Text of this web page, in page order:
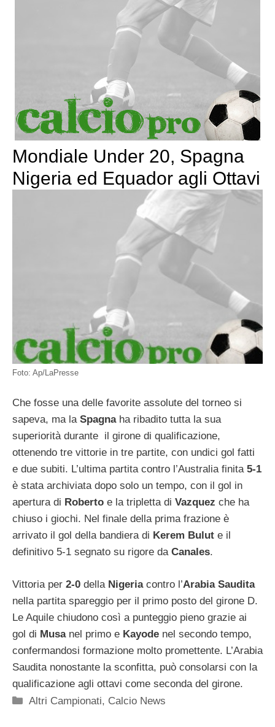
Mondiale Under 20, Spagna
Nigeria ed Equador agli Ottavi
Foto: Ap/LaPresse
Che fosse una delle favorite assolute del torneo si
sapeva, ma la Spagnaha ribadito tutta la sua
superiorità durante il girone di qualificazione,
ottenendo tre vittorie in tre partite, con undici gol fatti
e due subiti. L’ultima partita contro l’Australia finita 5-1
è stata archiviata dopo solo un tempo, con il gol in
apertura di Roberto e la tripletta di Vazquez che ha
chiuso i giochi. Nel finale della prima frazione è
arrivato il gol della bandiera di Kerem Bulut e il
definitivo 5-1 segnato su rigore daCanales.
Vittoria per 2-0 della Nigeriacontro l’Arabia Saudita
nella partita spareggio per il primo posto del girone D.
Le Aquile chiudono così a punteggio pieno grazie ai
gol di Musanel primo e Kayode nel secondo tempo,
confermandosi formazione molto promettente. L’Arabia
Saudita nonostante la sconfitta, può consolarsi con la
qualificazione agli ottavi come seconda del girone.
Categorie
Altri Campionati, Calcio News